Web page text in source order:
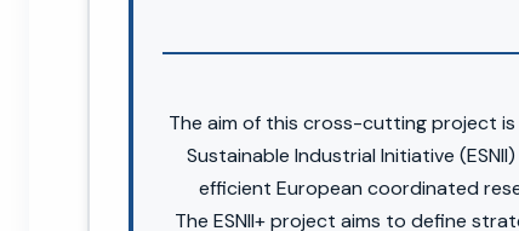
The aim of this cross-cutting project
Sustainable Industrial Initiative
efficient European coordinated
The ESNII+ project aims to define